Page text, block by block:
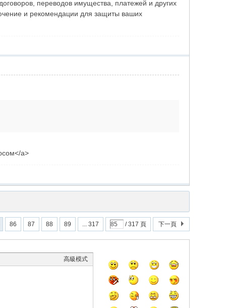
переводов имущества, платежей и других
и рекомендации для защиты ваших
a>
86 87 88 89 ... 317 / 317 頁 下一頁
高級模式